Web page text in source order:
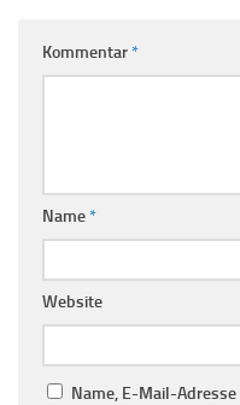
Kommentar*
Name*
Website
Name, E-Mail-